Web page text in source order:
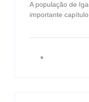
A população de
importante